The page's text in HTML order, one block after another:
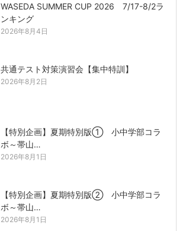
WASEDA SUMMER CUP 2026 7/17-8/2ラ
ンキング
2026年8月4日
共通テスト対策演習会【集中特訓】
2026年8月2日
【特別企画】夏期特別版① 小中学部コラ
ボ～帯山…
2026年8月1日
【特別企画】夏期特別版② 小中学部コラ
ボ～帯山…
2026年8月1日